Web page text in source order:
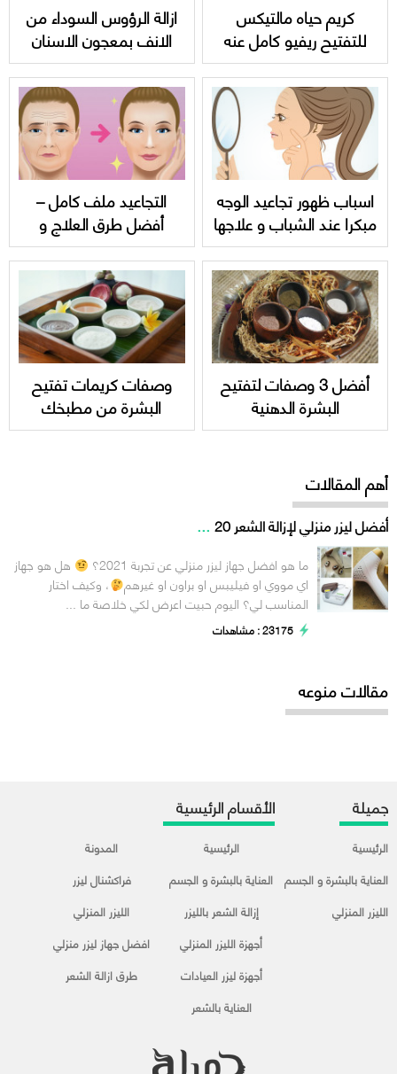
كريم حياه مالتيكس
للتفتيح ريفيو كامل عنه
Hayah melatex
lightening cream
ازالة الرؤوس السوداء من
الانف بمعجون الاسنان
بأبسط الخطوات
اسباب ظهور تجاعيد الوجه
مبكرا عند الشباب و علاجها
التجاعيد ملف كامل –
أفضل طرق العلاج و
الوقاية
أفضل 3 وصفات لتفتيح
البشرة الدهنية
وصفات كريمات تفتيح
البشرة من مطبخك
أهم المقالات
أفضل ليزر منزلي لإزالة الشعر 20 ...
ما هو افضل جهاز ليزر منزلي عن تجربة 2021؟
هل هو جهاز
اي مووي او فيليبس او براون او غيرهم
، وكيف اختار
المناسب لي؟ اليوم حبيت اعرض لكي خلاصة ما ...
23175 : مشاهدات
مقالات منوعه
جميلة
الرئيسية
العناية بالبشرة و الجسم
الليزر المنزلي
الأقسام الرئيسية
الرئيسية
المدونة
العناية بالبشرة و الجسم
فراكشنال ليزر
إزالة الشعر بالليزر
الليزر المنزلي
أجهزة الليزر المنزلي
افضل جهاز ليزر منزلي
أجهزة ليزر العيادات
طرق ازالة الشعر
العناية بالشعر